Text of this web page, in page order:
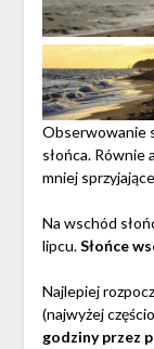
Obserwowanie
słońca.
mniej
Na wschód
lipcu.Słońce
Najlepiej
(najwyżej
godziny przez